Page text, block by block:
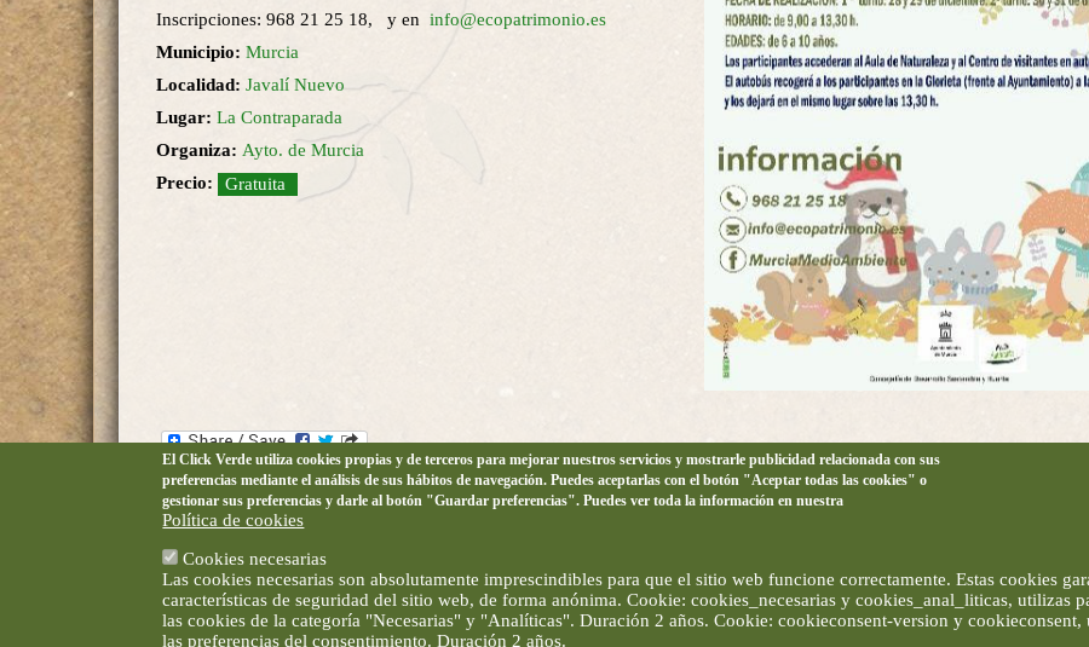
Inscripciones: 968 21 25 18, y en info@ecopatrimonio.es
Municipio: Murcia
Localidad: Javalí Nuevo
Lugar: La Contraparada
Organiza: Ayto. de Murcia
Precio:
Gratuita
El Click Verde utiliza cookies propias y de terceros para mejorar nuestros servicios y mostrarle publicidad relacionada con sus
preferencias mediante el análisis de sus hábitos de navegación. Puedes aceptarlas con el botón "Aceptar todas las cookies" o
gestionar sus preferencias y darle al botón "Guardar preferencias". Puedes ver toda la información en nuestra
Política de cookies
Cookies necesarias
Las cookies necesarias son absolutamente imprescindibles para que el sitio web funcione correctamente. Estas cookies
características de seguridad del sitio web, de forma anónima. Cookie: cookies_necesarias y cookies_anal_liticas, utilizas
las cookies de la categoría "Necesarias" y "Analíticas". Duración 2 años. Cookie: cookieconsent-version y
las preferencias del consentimiento. Duración 2 años.